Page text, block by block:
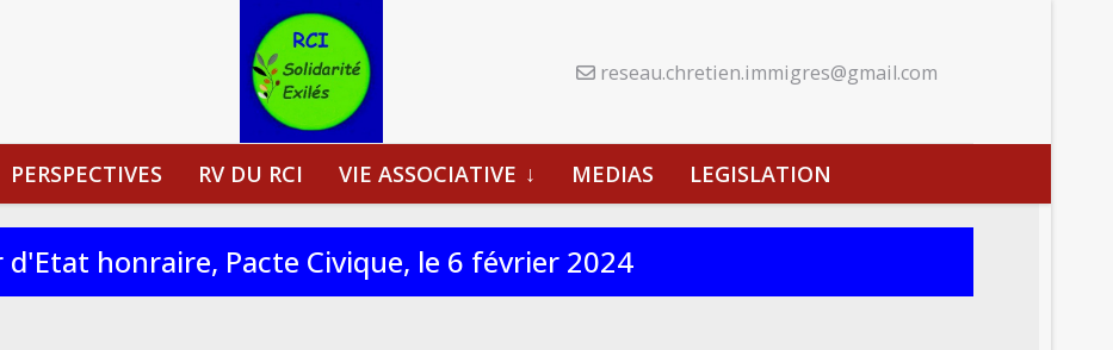
reseau.chretien.immigres@gmail.com
PERSPECTIVES RV DU RCI VIE ASSOCIATIVE MEDIAS LEGISLATION
d'Etat honraire, Pacte Civique, le 6 février 2024